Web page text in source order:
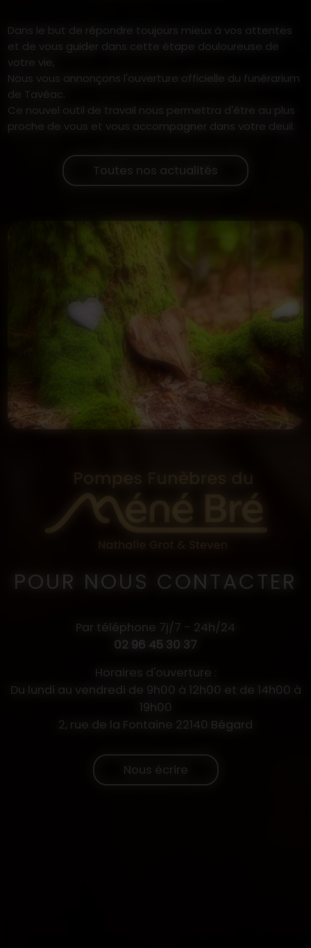
Dans le but de répondre toujours mieux à vos attentes
et de vous guider dans cette étape douloureuse de
votre vie,
Nous vous annonçons l'ouverture officielle du funérarium
de Tavéac.
Ce nouvel outil de travail nous permettra d'être au plus
proche de vous et vous accompagner dans votre deuil.
Toutes nos actualités
POUR NOUS CONTACTER
Par téléphone 7j/7 - 24h/24
02 96 45 30 37
Horaires d'ouverture :
Du lundi au vendredi de 9h00 à 12h00 et de 14h00 à
19h00
2, rue de la Fontaine 22140 Bégard
Nous écrire